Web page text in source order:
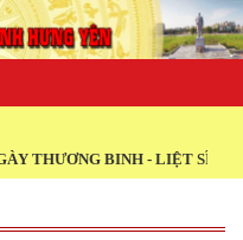
THƯƠNG BINH - LIỆT SĨ (27/7/